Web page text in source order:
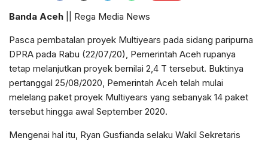
Banda Aceh || Rega Media News
Pasca pembatalan proyek Multiyears pada sidang paripurna
DPRA pada Rabu (22/07/20), Pemerintah Aceh rupanya
tetap melanjutkan proyek bernilai 2,4 T tersebut. Buktinya
pertanggal 25/08/2020, Pemerintah Aceh telah mulai
melelang paket proyek Multiyears yang sebanyak 14 paket
tersebut hingga awal September 2020.
Mengenai hal itu, Ryan Gusfianda selaku Wakil Sekretaris